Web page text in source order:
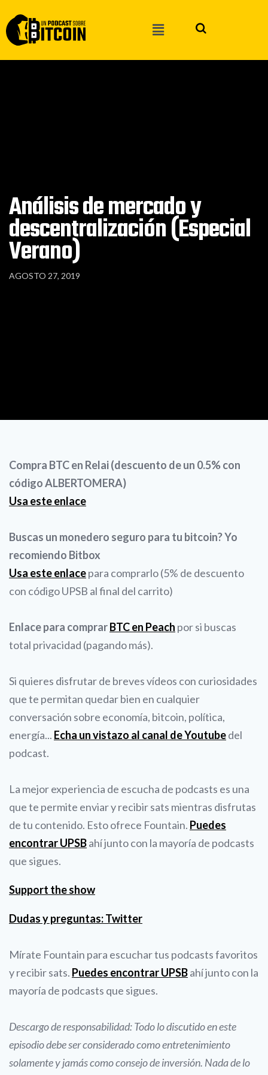
Análisis de mercado y
descentralización (Especial
Verano)
AGOSTO 27, 2019
Compra BTC en Relai (descuento de un 0.5% con
código ALBERTOMERA)
Usa este enlace
Buscas un monedero seguro para tu bitcoin? Yo
recomiendo Bitbox
Usa este enlacepara comprarlo (5% de descuento
con código UPSB al final del carrito)
Enlace para comprarBTC en Peach por si buscas
total privacidad (pagando más).
Si quieres disfrutar de breves vídeos con curiosidades
que te permitan quedar bien en cualquier
conversación sobre economía, bitcoin, política,
energía... Echa un vistazo al canal de Youtubedel
podcast.
La mejor experiencia de escucha de podcasts es una
que te permite enviar y recibir sats mientras disfrutas
de tu contenido. Esto ofrece Fountain. Puedes
encontrar UPSBahí junto con la mayoría de podcasts
que sigues.
Support the show
Dudas y preguntas: Twitter
Mírate Fountain para escuchar tus podcasts favoritos
y recibir sats. Puedes encontrar UPSBahí junto con la
mayoría de podcasts que sigues.
Descargo de responsabilidad: Todo lo discutido en este
episodio debe ser considerado como entretenimiento
solamente y jamás como consejo de inversión. Nada de lo